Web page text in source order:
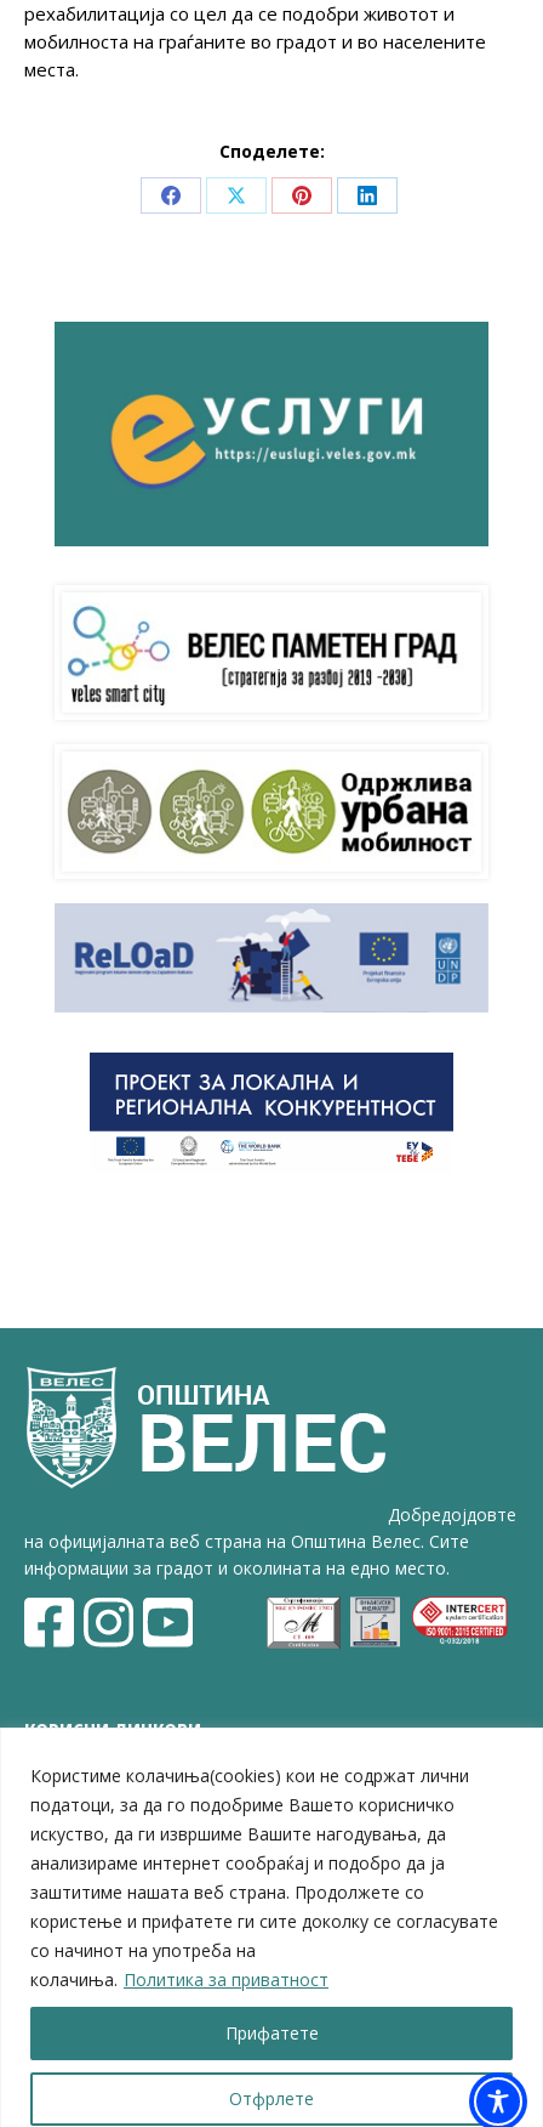
Користиме колачиња(cookies) кои не содржат лични
податоци, за да го подобриме Вашето корисничко
искуство, да ги извршиме Вашите нагодувања, да
анализираме интернет сообраќај и подобро да ја
заштитиме нашата веб страна. Продолжете со
користење и прифатете ги сите доколку се согласувате
со начинот на употреба на
колачиња. Политика за приватност
Отфрлете
Прифатете
рехабилитација со цел да се подобри животот и
мобилноста на граѓаните во градот и во населените
места.
Споделете:
Share Share Share Share
Добредојдовте
на официјалната веб страна на Општина Велес. Сите
информации за градот и околината на едно место.
КОРИСНИ ЛИНКОВИ
ЗЕЛС – Заедница на единиците на локална самоуправа
Центар за развој на Вардарски плански регион
Јавно комунално претпријатие „Дервен“
ЈПССО „Парк – спорт и паркинзи“
ЛБ „Гоце Делчев“
ЛУ „Народен Музеј“
Влада на Република Северна Македонија
Собрание на Република Северна Македонија
Министерство за финансии
Министерство за локална самоуправа
Министерство за дигитална трансформација
Министерство за јавна администрација